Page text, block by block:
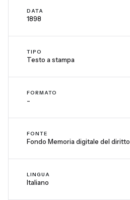
DATA
1898
TIPO
Testo a stampa
FORMATO
-
FONTE
Fondo Memoria digitale del diritto
LINGUA
Italiano